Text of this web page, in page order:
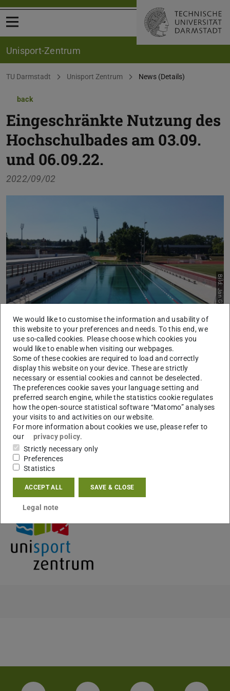
Open menu
Unisport-Zentrum
You are here:
TU Darmstadt Unisport Zentrum News (Details)
back
Eingeschränkte Nutzung des
Hochschulbades am 03.09.
und 06.09.22.
2022/09/02
Bild: Jan Geyer
Auf Grund von internen Veranstaltungen ist die Nutzung
des Schwimmbeckens im Hochschulbad am 03.09. sowie
am 06.09. leider nur eingeschränkt möglich.
Am 03.09. stehen in der Zeit von 09.00 – 18.00 Uhr zwei
Schwimmbahnen nicht zur Verfügung.
Am 06.09. ist eine Benutzung des Schwimmbeckens erst
ab 10.00 Uhr möglich.
Wir bitten um Verständnis!
KONTAKT
We would like to customise the information and usability of
this website to your preferences and needs. To this end, we
use so-called cookies. Please choose which cookies you
would like to enable when visiting our webpages.
Some of these cookies are required to load and correctly
display this website on your device. These are strictly
necessary or essential cookies and cannot be deselected.
The preferences cookie saves your language setting and
preferred search engine, while the statistics cookie regulates
how the open-source statistical software “Matomo” analyses
your visits to and activities on our website.
For more information about cookies we use, please refer to
our
privacy policy.
Strictly necessary only
Preferences
Statistics
ACCEPT ALL SAVE & CLOSE
Legal note